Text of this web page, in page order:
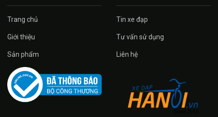
Trang chủ
Giới thiệu
Sản phẩm
Tin xe đạp
Tư vấn sử dụng
Liên hệ